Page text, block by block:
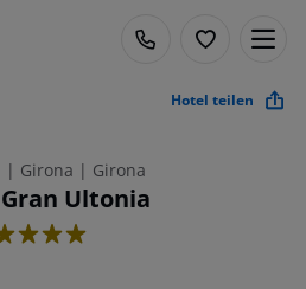
Hotel teilen
| Girona | Girona
Ultonia